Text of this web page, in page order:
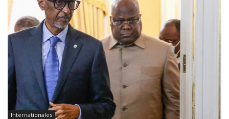
Internationales